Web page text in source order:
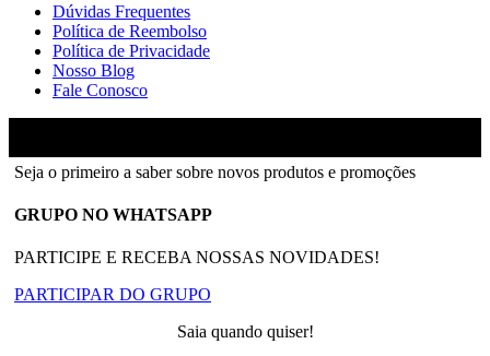
Dúvidas Frequentes
Política de Reembolso
Política de Privacidade
Nosso Blog
Fale Conosco
Seja o primeiro a saber sobre novos produtos e promoções
GRUPO NO WHATSAPP
PARTICIPE E RECEBA NOSSAS NOVIDADES!
PARTICIPAR DO GRUPO
Saia quando quiser!